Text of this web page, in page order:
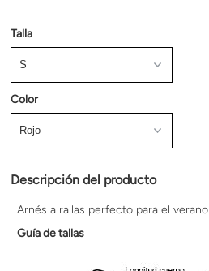
Talla
Color
Descripción del producto
Arnés a rallas perfecto para el verano
Guía de tallas